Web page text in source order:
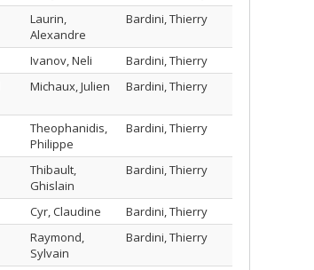
Laurin,
Alexandre
Bardini, Thierry
Ivanov, Neli
Bardini, Thierry
Michaux, Julien Bardini, Thierry
Theophanidis,
Philippe
Bardini, Thierry
Thibault,
Ghislain
Bardini, Thierry
Cyr, Claudine
Bardini, Thierry
Raymond,
Sylvain
Bardini, Thierry